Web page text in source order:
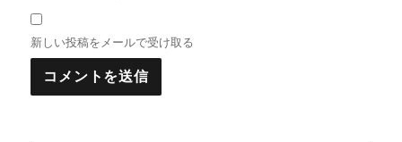
新しい投稿をメールで受け取る